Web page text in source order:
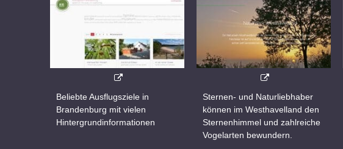
Beliebte Ausflugsziele in
Brandenburg mit vielen
Hintergrundinformationen
Sternen- und Naturliebhaber
können im Westhavelland den
Sternenhimmel und zahlreiche
Vogelarten bewundern.